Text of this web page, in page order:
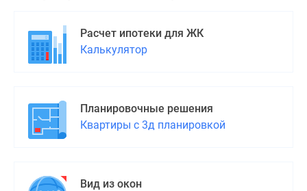
Расчет ипотеки для ЖК
Калькулятор
Планировочные решения
Квартиры с 3д планировкой
Вид из окон